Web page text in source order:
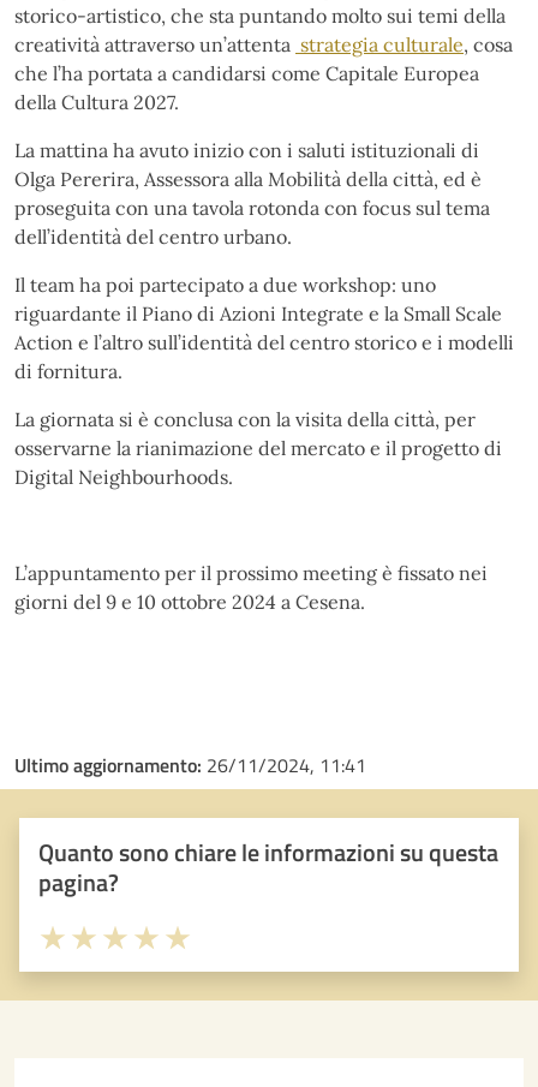
storico-artistico, che sta puntando molto sui temi della
creatività attraverso un’attenta strategia culturale, cosa
che l’ha portata a candidarsi come Capitale Europea
della Cultura 2027.
La mattina ha avuto inizio con i saluti istituzionali di
Olga Pererira, Assessora alla Mobilità della città, ed è
proseguita con una tavola rotonda con focus sul tema
dell’identità del centro urbano.
Il team ha poi partecipato a due workshop: uno
riguardante il Piano di Azioni Integrate e la Small Scale
Action e l’altro sull’identità del centro storico e i modelli
di fornitura.
La giornata si è conclusa con la visita della città, per
osservarne la rianimazione del mercato e il progetto di
Digital Neighbourhoods.
L’appuntamento per il prossimo meeting è fissato nei
giorni del 9 e 10 ottobre 2024 a Cesena.
Ultimo aggiornamento: 26/11/2024, 11:41
Quanto sono chiare le informazioni su questa
pagina?
Valuta 5 stelle su 5
Valuta 4 stelle su 5
Valuta 3 stelle su 5
Valuta 2 stelle su 5
Valuta 1 stelle su 5